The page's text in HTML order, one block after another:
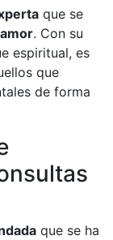
que se
. Con su
espiritual, es
que
de forma
que se ha